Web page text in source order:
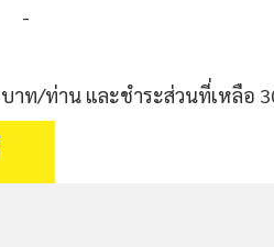
-
าท/ท่าน และชำระส่วนที่เหลือ